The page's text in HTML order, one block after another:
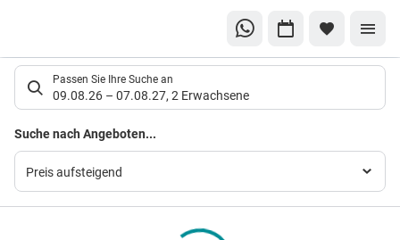
Suchlistenseite
Passen Sie Ihre Suche an
09.08.26 – 07.08.27, 2 Erwachsene
Suche nach Angeboten...
Preis aufsteigend